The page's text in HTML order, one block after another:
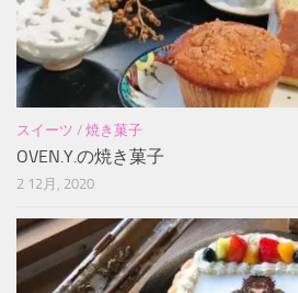
スイーツ / 焼き菓子
OVEN.Y.の焼き菓子
2 12月, 2020